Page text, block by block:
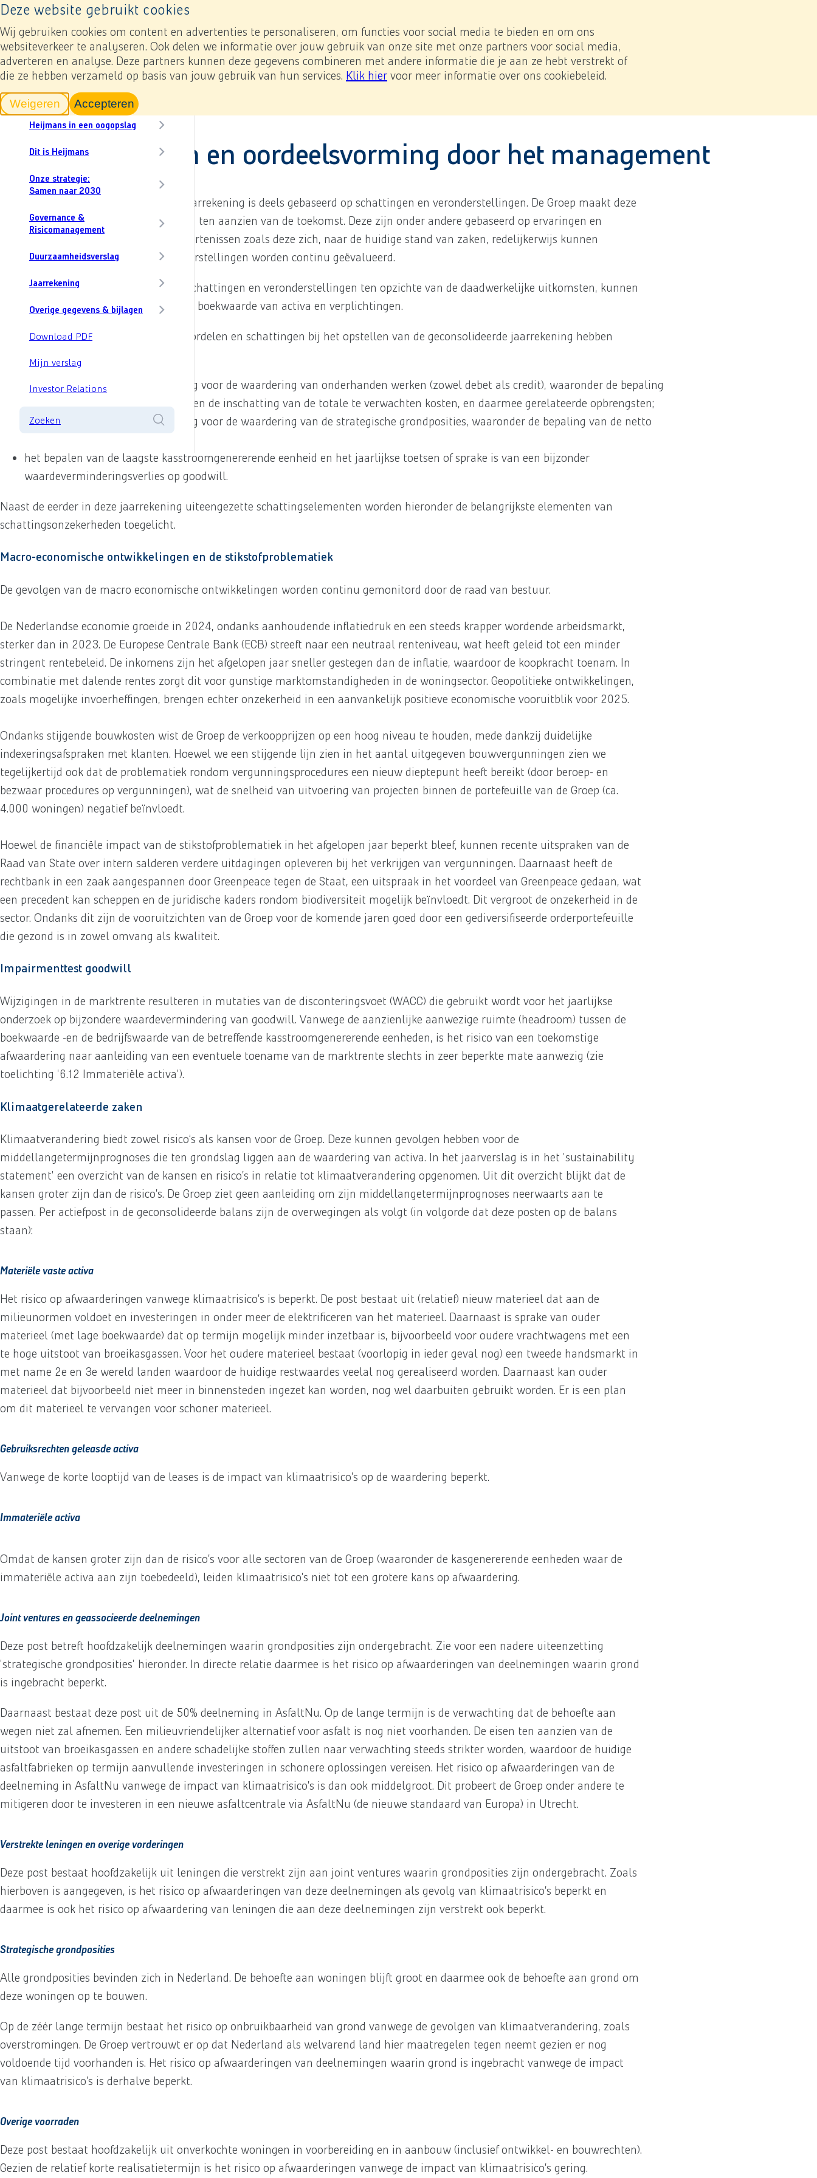
Deze website gebruikt cookies
Wij gebruiken cookies om content en advertenties te personaliseren, om functies voor social media te bieden en om ons
websiteverkeer te analyseren. Ook delen we informatie over jouw gebruik van onze site met onze partners voor social media,
adverteren en analyse. Deze partners kunnen deze gegevens combineren met andere informatie die je aan ze hebt verstrekt of
die ze hebben verzameld op basis van jouw gebruik van hun services. Klik hier voor meer informatie over ons cookiebeleid.
Weigerentracking scripts
Accepterentracking scripts, de pagina zal ververst worden.
Naar home pagina
ResultatenJaarverslagen
CO₂-Prestatieladder
Content menu, selecting an article item reloads the page.
Naar home pagina
In dit verslag
Woord van onze CEO
Heijmans in een oogopslag
Dit is Heijmans
Onze strategie:
Samen naar 2030
Governance &
Risicomanagement
Duurzaamheidsverslag
Jaarrekening
Overige gegevens & bijlagen
Download PDF
Mijn verslag
Investor Relations
Zoeken
Jaarverslag 2024 Jaarrekening
6.30 Schattingen en oordeelsvorming door het management
De verantwoordingsinformatie in de jaarrekening is deels gebaseerd op schattingen en veronderstellingen. De Groep maakt deze
schattingen en doet veronderstellingen ten aanzien van de toekomst. Deze zijn onder andere gebaseerd op ervaringen en
verwachtingen over toekomstige gebeurtenissen zoals deze zich, naar de huidige stand van zaken, redelijkerwijs kunnen
voordoen. Deze schattingen en veronderstellingen worden continu geëvalueerd.
De herziening van of afwijkingen van schattingen en veronderstellingen ten opzichte van de daadwerkelijke uitkomsten, kunnen
leiden tot materiële aanpassing van de boekwaarde van activa en verplichtingen.
De meest significante onzekerheden, oordelen en schattingen bij het opstellen van de geconsolideerde jaarrekening hebben
het bepalen van de beste schatting voor de waardering van onderhanden werken (zowel debet als credit), waaronder de bepaling
van de voortang van de projecten en de inschatting van de totale te verwachten kosten, en daarmee gerelateerde opbrengsten;
het bepalen van de beste schatting voor de waardering van de strategische grondposities, waaronder de bepaling van de netto
het bepalen van de laagste kasstroomgenererende eenheid en het jaarlijkse toetsen of sprake is van een bijzonder
waardeverminderingsverlies op goodwill.
Naast de eerder in deze jaarrekening uiteengezette schattingselementen worden hieronder de belangrijkste elementen van
schattingsonzekerheden toegelicht.
Macro-economische ontwikkelingen en de stikstofproblematiek
De gevolgen van de macro economische ontwikkelingen worden continu gemonitord door de raad van bestuur.
De Nederlandse economie groeide in 2024, ondanks aanhoudende inflatiedruk en een steeds krapper wordende arbeidsmarkt,
sterker dan in 2023. De Europese Centrale Bank (ECB) streeft naar een neutraal renteniveau, wat heeft geleid tot een minder
stringent rentebeleid. De inkomens zijn het afgelopen jaar sneller gestegen dan de inflatie, waardoor de koopkracht toenam. In
combinatie met dalende rentes zorgt dit voor gunstige marktomstandigheden in de woningsector. Geopolitieke ontwikkelingen,
zoals mogelijke invoerheffingen, brengen echter onzekerheid in een aanvankelijk positieve economische vooruitblik voor 2025.
Ondanks stijgende bouwkosten wist de Groep de verkoopprijzen op een hoog niveau te houden, mede dankzij duidelijke
indexeringsafspraken met klanten. Hoewel we een stijgende lijn zien in het aantal uitgegeven bouwvergunningen zien we
tegelijkertijd ook dat de problematiek rondom vergunningsprocedures een nieuw dieptepunt heeft bereikt (door beroep- en
bezwaar procedures op vergunningen), wat de snelheid van uitvoering van projecten binnen de portefeuille van de Groep (ca.
4.000 woningen) negatief beïnvloedt.
Hoewel de financiële impact van de stikstofproblematiek in het afgelopen jaar beperkt bleef, kunnen recente uitspraken van de
Raad van State over intern salderen verdere uitdagingen opleveren bij het verkrijgen van vergunningen. Daarnaast heeft de
rechtbank in een zaak aangespannen door Greenpeace tegen de Staat, een uitspraak in het voordeel van Greenpeace gedaan, wat
een precedent kan scheppen en de juridische kaders rondom biodiversiteit mogelijk beïnvloedt. Dit vergroot de onzekerheid in de
sector. Ondanks dit zijn de vooruitzichten van de Groep voor de komende jaren goed door een gediversifiseerde orderportefeuille
die gezond is in zowel omvang als kwaliteit.
Impairmenttest goodwill
Wijzigingen in de marktrente resulteren in mutaties van de disconteringsvoet (WACC) die gebruikt wordt voor het jaarlijkse
onderzoek op bijzondere waardevermindering van goodwill. Vanwege de aanzienlijke aanwezige ruimte (headroom) tussen de
boekwaarde -en de bedrijfswaarde van de betreffende kasstroomgenererende eenheden, is het risico van een toekomstige
afwaardering naar aanleiding van een eventuele toename van de marktrente slechts in zeer beperkte mate aanwezig (zie
toelichting '6.12 Immateriële activa').
Klimaatgerelateerde zaken
Klimaatverandering biedt zowel risico‘s als kansen voor de Groep. Deze kunnen gevolgen hebben voor de
middellangetermijnprognoses die ten grondslag liggen aan de waardering van activa. In het jaarverslag is in het 'sustainability
statement' een overzicht van de kansen en risico’s in relatie tot klimaatverandering opgenomen. Uit dit overzicht blijkt dat de
kansen groter zijn dan de risico’s. De Groep ziet geen aanleiding om zijn middellangetermijnprognoses neerwaarts aan te
passen. Per actiefpost in de geconsolideerde balans zijn de overwegingen als volgt (in volgorde dat deze posten op de balans
staan):
Materiële vaste activa
Het risico op afwaarderingen vanwege klimaatrisico’s is beperkt. De post bestaat uit (relatief) nieuw materieel dat aan de
milieunormen voldoet en investeringen in onder meer de elektrificeren van het materieel. Daarnaast is sprake van ouder
materieel (met lage boekwaarde) dat op termijn mogelijk minder inzetbaar is, bijvoorbeeld voor oudere vrachtwagens met een
te hoge uitstoot van broeikasgassen. Voor het oudere materieel bestaat (voorlopig in ieder geval nog) een tweede handsmarkt in
met name 2e en 3e wereld landen waardoor de huidige restwaardes veelal nog gerealiseerd worden. Daarnaast kan ouder
materieel dat bijvoorbeeld niet meer in binnensteden ingezet kan worden, nog wel daarbuiten gebruikt worden. Er is een plan
om dit materieel te vervangen voor schoner materieel.
Gebruiksrechten geleasde activa
Vanwege de korte looptijd van de leases is de impact van klimaatrisico’s op de waardering beperkt.
Immateriële activa
Omdat de kansen groter zijn dan de risico’s voor alle sectoren van de Groep (waaronder de kasgenererende eenheden waar de
immateriële activa aan zijn toebedeeld), leiden klimaatrisico’s niet tot een grotere kans op afwaardering.
Joint ventures en geassocieerde deelnemingen
Deze post betreft hoofdzakelijk deelnemingen waarin grondposities zijn ondergebracht. Zie voor een nadere uiteenzetting
'strategische grondposities' hieronder. In directe relatie daarmee is het risico op afwaarderingen van deelnemingen waarin grond
is ingebracht beperkt.
Daarnaast bestaat deze post uit de 50% deelneming in AsfaltNu. Op de lange termijn is de verwachting dat de behoefte aan
wegen niet zal afnemen. Een milieuvriendelijker alternatief voor asfalt is nog niet voorhanden. De eisen ten aanzien van de
uitstoot van broeikasgassen en andere schadelijke stoffen zullen naar verwachting steeds strikter worden, waardoor de huidige
asfaltfabrieken op termijn aanvullende investeringen in schonere oplossingen vereisen. Het risico op afwaarderingen van de
deelneming in AsfaltNu vanwege de impact van klimaatrisico’s is dan ook middelgroot. Dit probeert de Groep onder andere te
mitigeren door te investeren in een nieuwe asfaltcentrale via AsfaltNu (de nieuwe standaard van Europa) in Utrecht.
Verstrekte leningen en overige vorderingen
Deze post bestaat hoofdzakelijk uit leningen die verstrekt zijn aan joint ventures waarin grondposities zijn ondergebracht. Zoals
hierboven is aangegeven, is het risico op afwaarderingen van deze deelnemingen als gevolg van klimaatrisico’s beperkt en
daarmee is ook het risico op afwaardering van leningen die aan deze deelnemingen zijn verstrekt ook beperkt.
Strategische grondposities
Alle grondposities bevinden zich in Nederland. De behoefte aan woningen blijft groot en daarmee ook de behoefte aan grond om
deze woningen op te bouwen.
Op de zéér lange termijn bestaat het risico op onbruikbaarheid van grond vanwege de gevolgen van klimaatverandering, zoals
overstromingen. De Groep vertrouwt er op dat Nederland als welvarend land hier maatregelen tegen neemt gezien er nog
voldoende tijd voorhanden is. Het risico op afwaarderingen van deelnemingen waarin grond is ingebracht vanwege de impact
van klimaatrisico’s is derhalve beperkt.
Overige voorraden
Deze post bestaat hoofdzakelijk uit onverkochte woningen in voorbereiding en in aanbouw (inclusief ontwikkel- en bouwrechten).
Gezien de relatief korte realisatietermijn is het risico op afwaarderingen vanwege de impact van klimaatrisico’s gering.
Download